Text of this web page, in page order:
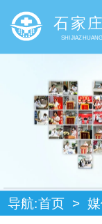
石家
导航:首页 >